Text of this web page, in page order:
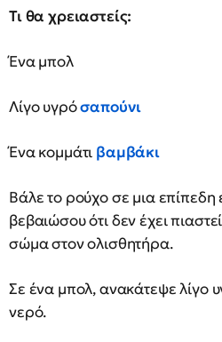
Τι θα χρειαστείς:
Ένα μπολ
Λίγο υγρόσαπούνι
Ένα κομμάτι βαμβάκι
Βάλε το ρούχο σε μια επίπεδη
βεβαιώσου ότι δεν έχει
σώμα στον ολισθητήρα.
Σε ένα μπολ, ανακάτεψε λίγο
νερό.